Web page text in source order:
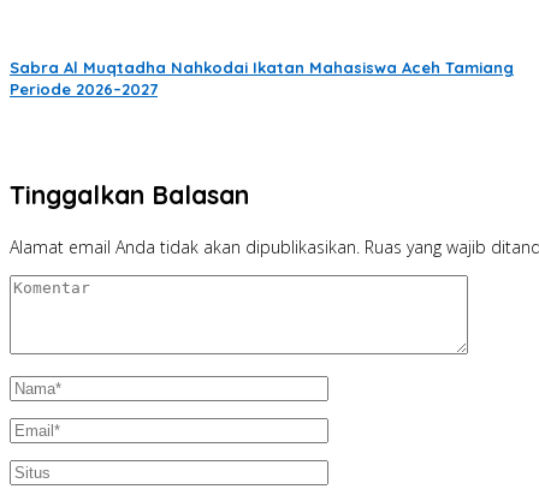
Sabra Al Muqtadha Nahkodai Ikatan Mahasiswa Aceh Tamiang
Periode 2026–2027
Tinggalkan Balasan
Alamat email Anda tidak akan dipublikasikan. Ruas yang wajib